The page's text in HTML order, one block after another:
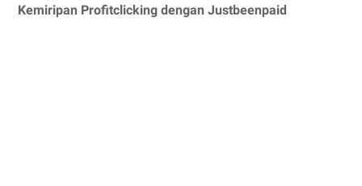
Kemiripan Profitclicking dengan Justbeenpaid